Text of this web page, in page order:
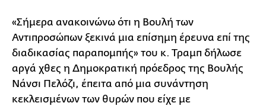
«Σήμερα ανακοινώνω ότι η Βουλή των
Αντιπροσώπων ξεκινά μια επίσημη έρευνα επί της
διαδικασίας παραπομπής» του κ. Τραμπ δήλωσε
αργά χθες η Δημοκρατική πρόεδρος της Βουλής
Νάνσι Πελόζι, έπειτα από μια συνάντηση
κεκλεισμένων των θυρών που είχε με